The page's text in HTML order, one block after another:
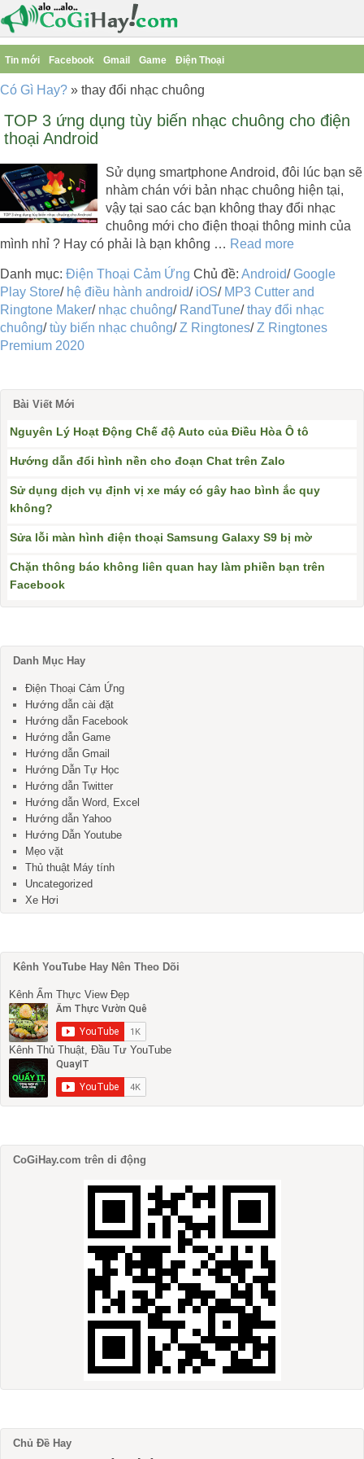
Tin mới Facebook Gmail Game Điện Thoại
Có Gì Hay? » thay đổi nhạc chuông
TOP 3 ứng dụng tùy biến nhạc chuông cho điện
thoại Android
Sử dụng smartphone Android, đôi lúc bạn sẽ
nhàm chán với bản nhạc chuông hiện tại,
vậy tại sao các bạn không thay đổi nhạc
chuông mới cho điện thoại thông minh của
mình nhỉ ? Hay có phải là bạn không … Read more
Danh mục: Điện Thoại Cảm Ứng Chủ đề: Android/Google
Play Store/ hệ điều hành android/ iOS/ MP3 Cutter and
Ringtone Maker/ nhạc chuông/ RandTune/thay đổi nhạc
chuông/tùy biến nhạc chuông/Z Ringtones/Z Ringtones
Premium 2020
Bài Viết Mới
Nguyên Lý Hoạt Động Chế độ Auto của Điều Hòa Ô tô
Hướng dẫn đổi hình nền cho đoạn Chat trên Zalo
Sử dụng dịch vụ định vị xe máy có gây hao bình ắc quy
không?
Sửa lỗi màn hình điện thoại Samsung Galaxy S9 bị mờ
Chặn thông báo không liên quan hay làm phiền bạn trên
Facebook
Danh Mục Hay
Điện Thoại Cảm Ứng
Hướng dẫn cài đặt
Hướng dẫn Facebook
Hướng dẫn Game
Hướng dẫn Gmail
Hướng Dẫn Tự Học
Hướng dẫn Twitter
Hướng dẫn Word, Excel
Hướng dẫn Yahoo
Hướng Dẫn Youtube
Mẹo vặt
Thủ thuật Máy tính
Uncategorized
Xe Hơi
Kênh YouTube Hay Nên Theo Dõi
Kênh Ẩm Thực View Đẹp
Kênh Thủ Thuật, Đầu Tư YouTube
CoGiHay.com trên di động
Chủ Đề Hay